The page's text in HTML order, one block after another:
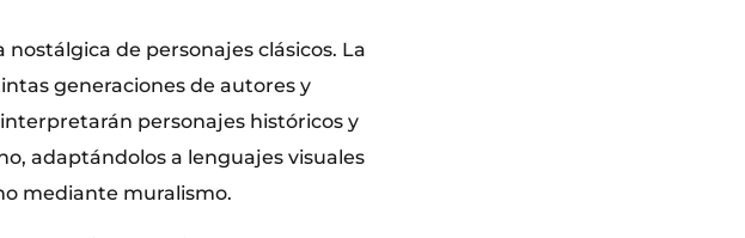
de personajes clásicos. La
generaciones de autores y
personajes históricos y
adaptándolos a lenguajes visuales
mediante muralismo.